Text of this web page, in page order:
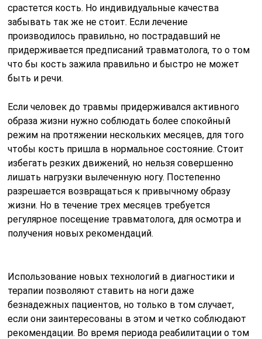
срастется кость. Но индивидуальные качества
забывать так же не стоит. Если лечение
производилось правильно, но пострадавший не
придерживается предписаний травматолога, то о том
что бы кость зажила правильно и быстро не может
быть и речи.
Если человек до травмы придерживался активного
образа жизни нужно соблюдать более спокойный
режим на протяжении нескольких месяцев, для того
чтобы кость пришла в нормальное состояние. Стоит
избегать резких движений, но нельзя совершенно
лишать нагрузки вылеченную ногу. Постепенно
разрешается возвращаться к привычному образу
жизни. Но в течение трех месяцев требуется
регулярное посещение травматолога, для осмотра и
получения новых рекомендаций.
Использование новых технологий в диагностики и
терапии позволяют ставить на ноги даже
безнадежных пациентов, но только в том случает,
если они заинтересованы в этом и четко соблюдают
рекомендации. Во время периода реабилитации о том